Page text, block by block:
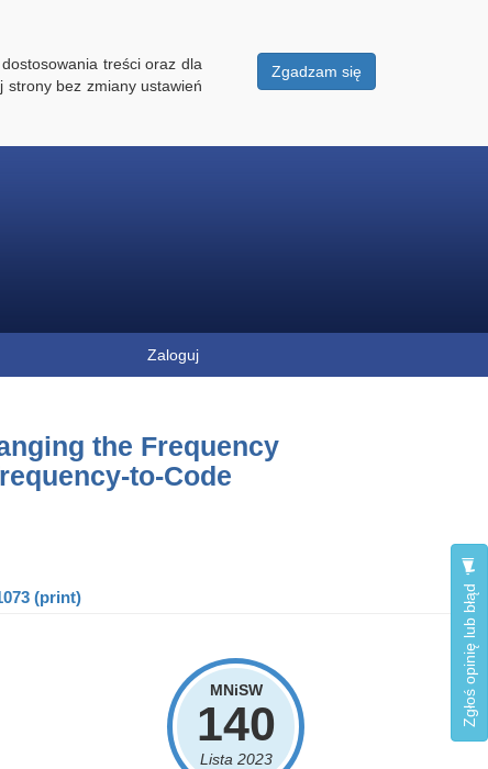
Zgadzam się
treści oraz dla
strony bez zmiany ustawień
Zaloguj
Zgłoś opinię lub błąd
the Frequency
to-Code
(print)
MNiSW
140
Lista 2023